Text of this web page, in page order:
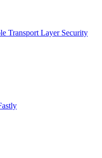
Transport Layer Security